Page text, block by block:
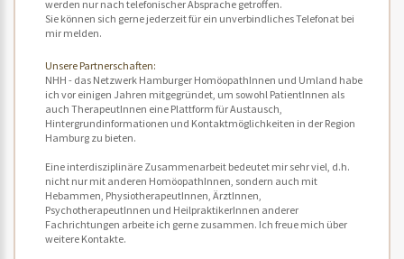
werden nur nach telefonischer Absprache getroffen.
Sie können sich gerne jederzeit für ein unverbindliches Telefonat bei
mir melden.
Unsere Partnerschaften:
NHH - das Netzwerk Hamburger HomöopathInnen und Umland habe
ich vor einigen Jahren mitgegründet, um sowohl PatientInnen als
auch TherapeutInnen eine Plattform für Austausch,
Hintergrundinformationen und Kontaktmöglichkeiten in der Region
Hamburg zu bieten.
Eine interdisziplinäre Zusammenarbeit bedeutet mir sehr viel, d.h.
nicht nur mit anderen HomöopathInnen, sondern auch mit
Hebammen, PhysiotherapeutInnen, ÄrztInnen,
PsychotherapeutInnen und HeilpraktikerInnen anderer
Fachrichtungen arbeite ich gerne zusammen. Ich freue mich über
weitere Kontakte.